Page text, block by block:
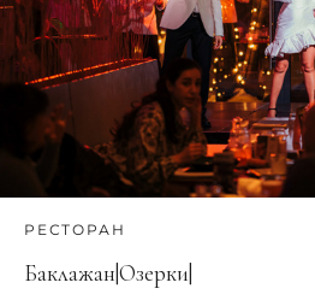
РЕСТОРАН
Баклажан|Озерки|